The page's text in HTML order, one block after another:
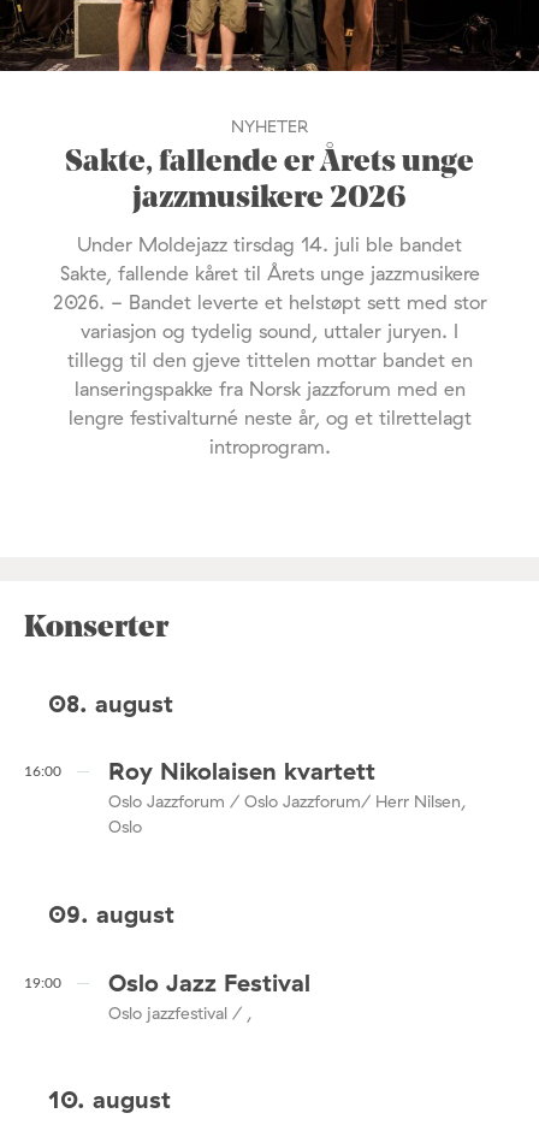
NYHETER
Sakte, fallende er Årets unge
jazzmusikere 2026
Under Moldejazz tirsdag 14. juli ble bandet
Sakte, fallende kåret til Årets unge jazzmusikere
2026. - Bandet leverte et helstøpt sett med stor
variasjon og tydelig sound, uttaler juryen. I
tillegg til den gjeve tittelen mottar bandet en
lanseringspakke fra Norsk jazzforum med en
lengre festivalturné neste år, og et tilrettelagt
introprogram.
Konserter
08. august
16:00 Roy Nikolaisen kvartett
Oslo Jazzforum / Oslo Jazzforum/ Herr Nilsen,
Oslo
09. august
19:00 Oslo Jazz Festival
Oslo jazzfestival / ,
10. august